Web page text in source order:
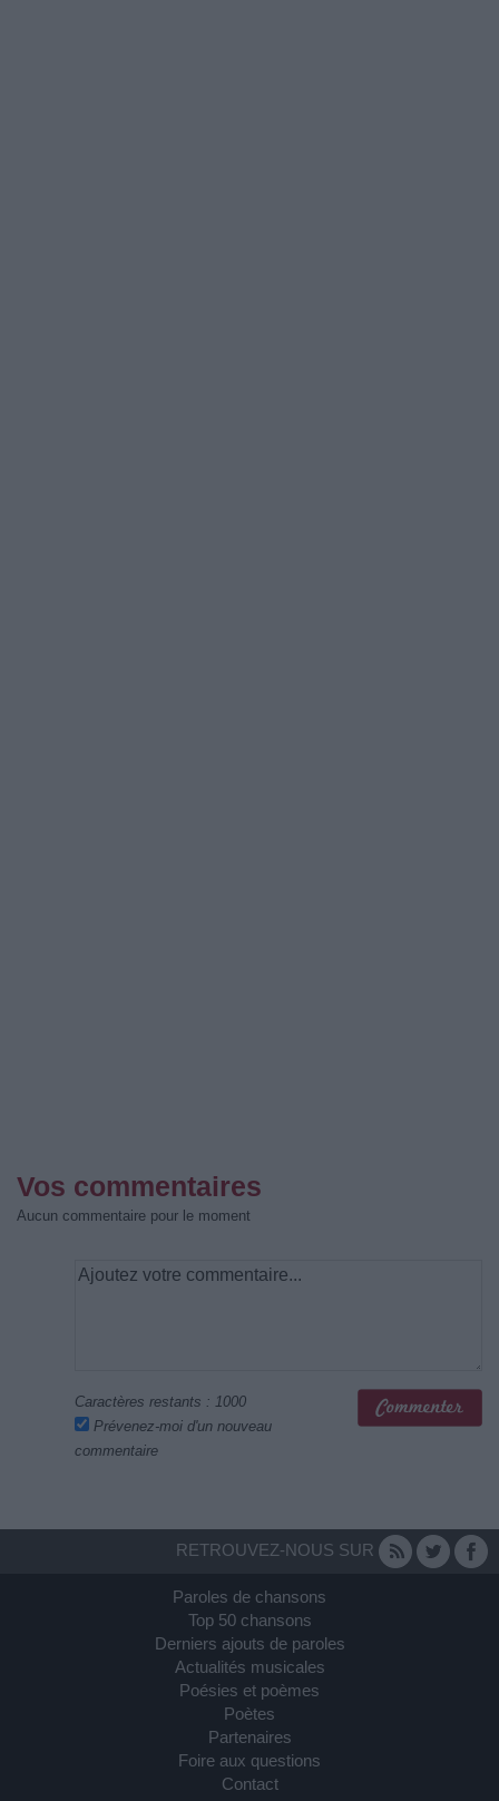
Vos commentaires
Aucun commentaire pour le moment
Caractères restants : 1000
Prévenez-moi d'un nouveau
commentaire
RETROUVEZ-NOUS SUR
Paroles de chansons
Top 50 chansons
Derniers ajouts de paroles
Actualités musicales
Poésies et poèmes
Poètes
Partenaires
Foire aux questions
Contact